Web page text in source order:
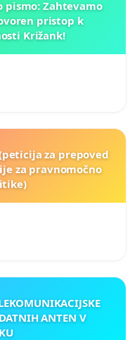
pismo: Zahtevamo
pristop k
Križank!
za prepoved
za pravnomočno
ANTEN V